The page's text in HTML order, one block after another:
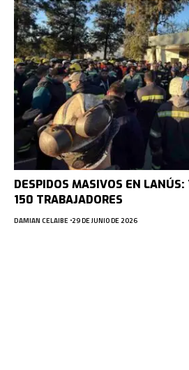
DESPIDOS MASIVOS EN
150 TRABAJADORES
DAMIAN CELAIBE 29 DE JUNIO DE 2026